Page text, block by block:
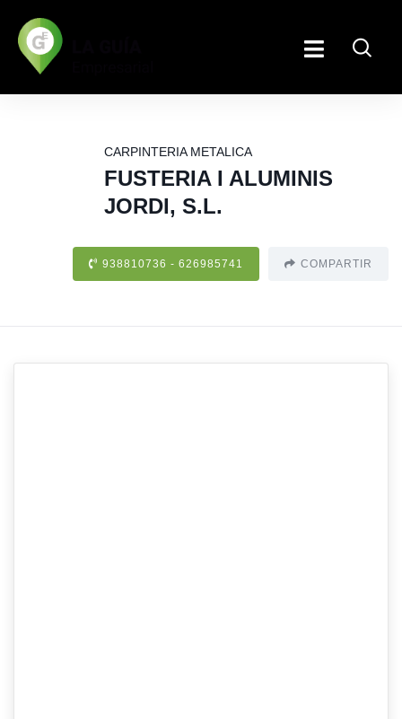
CARPINTERIA METALICA
FUSTERIA I ALUMINIS
JORDI, S.L.
938810736 - 626985741 COMPARTIR